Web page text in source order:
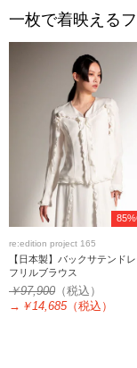
一枚で着映える
re:edition project 165
【日本製】バックサテンド
フリルブラウス
￥97,900 （税込）
→ ￥14,685（税込）